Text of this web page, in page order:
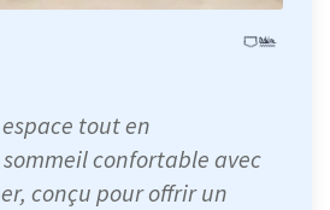
tout en
confortable avec
conçu pour offrir un